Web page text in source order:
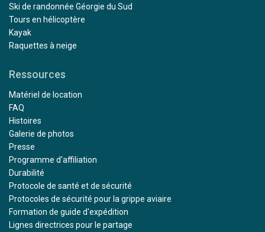
Ski de randonnée Géorgie du Sud
Tours en hélicoptère
Kayak
Raquettes à neige
Ressources
Matériel de location
FAQ
Histoires
Galerie de photos
Presse
Programme d'affiliation
Durabilité
Protocole de santé et de sécurité
Protocoles de sécurité pour la grippe aviaire
Formation de guide d'expédition
Lignes directrices pour le partage